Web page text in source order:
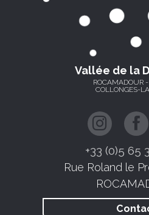
Vallée de la
ROCAMADOUR
COLLONGES-
+33 (0)5 65
Rue Roland le